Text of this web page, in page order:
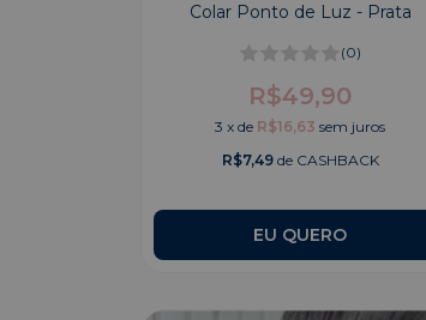
Colar Ponto de Luz - Prata
(0)
R$49,90
3 xde R$16,63 sem juros
R$7,49de CASHBACK